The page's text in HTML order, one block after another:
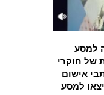
למסע
של חוקרי
באילת הוגשו 15 כתבי אישום
למסע